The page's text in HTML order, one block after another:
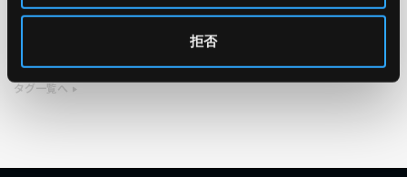
拒否
#○○してみた
#自動化 #エンジニア
#エンジニア
タグ一覧へ